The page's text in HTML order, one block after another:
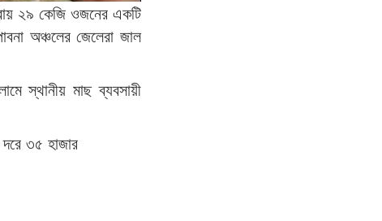
২৯ কেজি ওজনের একটি
অঞ্চলের জেলেরা জাল
স্থানীয় মাছ ব্যবসায়ী
৩৫ হাজার